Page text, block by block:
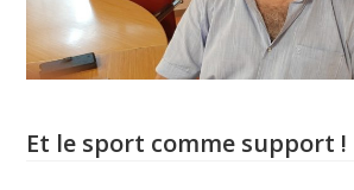
Et le sport comme support !